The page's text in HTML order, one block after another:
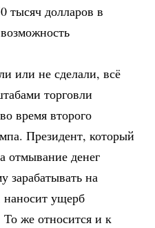
тысяч долларов в
или не сделали, всё
торговли
время второго
Президент, который
отмывание денег
зарабатывать на
наносит ущерб
То же относится и к